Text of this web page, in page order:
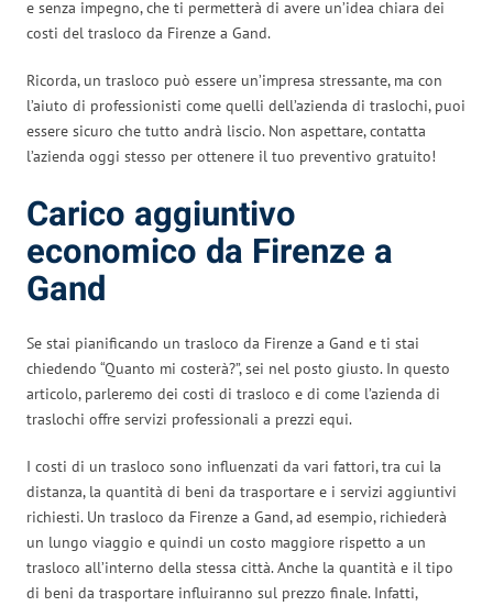
e senza impegno, che ti permetterà di avere un’idea chiara dei
costi del trasloco da Firenze a Gand.
Ricorda, un trasloco può essere un’impresa stressante, ma con
l’aiuto di professionisti come quelli dell’azienda di traslochi, puoi
essere sicuro che tutto andrà liscio. Non aspettare, contatta
l’azienda oggi stesso per ottenere il tuo preventivo gratuito!
Carico aggiuntivo
economico da Firenze a
Gand
Se stai pianificando un trasloco da Firenze a Gand e ti stai
chiedendo “Quanto mi costerà?”, sei nel posto giusto. In questo
articolo, parleremo dei costi di trasloco e di come l’azienda di
traslochi offre servizi professionali a prezzi equi.
I costi di un trasloco sono influenzati da vari fattori, tra cui la
distanza, la quantità di beni da trasportare e i servizi aggiuntivi
richiesti. Un trasloco da Firenze a Gand, ad esempio, richiederà
un lungo viaggio e quindi un costo maggiore rispetto a un
trasloco all’interno della stessa città. Anche la quantità e il tipo
di beni da trasportare influiranno sul prezzo finale. Infatti,